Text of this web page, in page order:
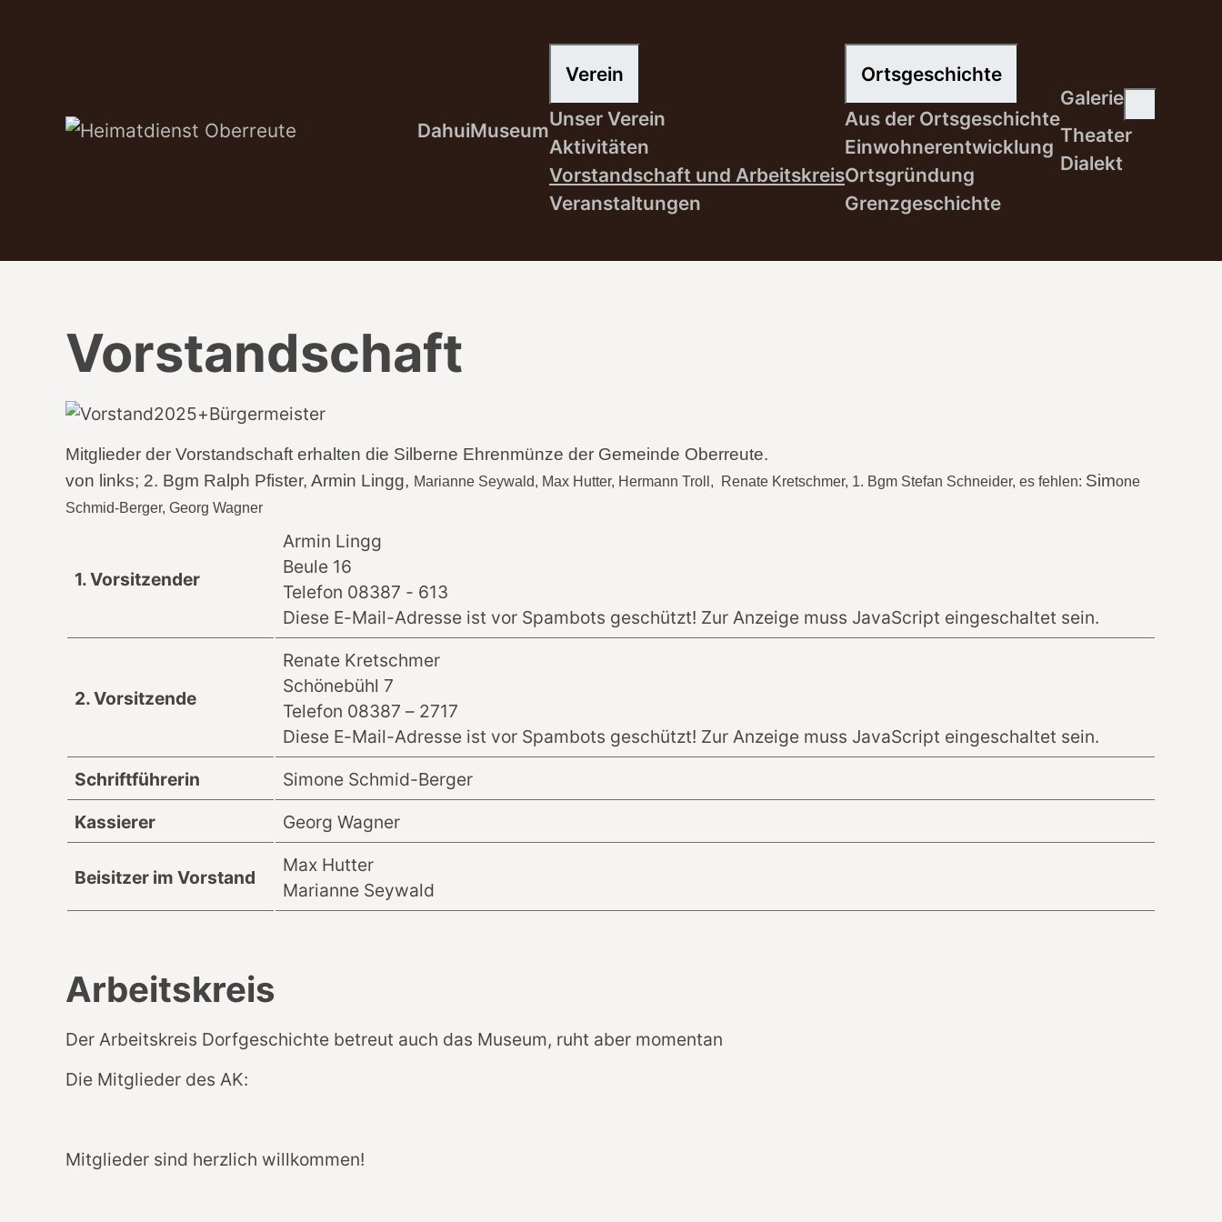
DahuiMuseum
Verein
Unser Verein
Aktivitäten
Vorstandschaft und Arbeitskreis
Veranstaltungen
Ortsgeschichte
Aus der Ortsgeschichte
Einwohnerentwicklung
Ortsgründung
Grenzgeschichte
Galerie
Theater
Dialekt
Vorstandschaft
Mitglieder der Vorstandschaft erhalten die Silberne Ehrenmünze der Gemeinde Oberreute.
von links; 2. Bgm Ralph Pfister, Armin Lingg, Marianne Seywald, Max Hutter, Hermann Troll, Renate Kretschmer, 1. Bgm Stefan Schneider, es fehlen: Simone
Schmid-Berger, Georg Wagner
1. Vorsitzender
Armin Lingg
Beule 16
Telefon 08387 - 613
Diese E-Mail-Adresse ist vor Spambots geschützt! Zur Anzeige muss JavaScript eingeschaltet sein.
2. Vorsitzende
Renate Kretschmer
Schönebühl 7
Telefon 08387 – 2717
Diese E-Mail-Adresse ist vor Spambots geschützt! Zur Anzeige muss JavaScript eingeschaltet sein.
Schriftführerin
Simone Schmid-Berger
Kassierer
Georg Wagner
Beisitzer im Vorstand
Max Hutter
Marianne Seywald
Arbeitskreis
Der Arbeitskreis Dorfgeschichte betreut auch das Museum, ruht aber momentan
Die Mitglieder des AK:
Mitglieder sind herzlich willkommen!